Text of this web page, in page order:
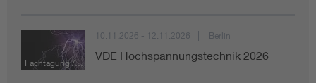
Fachtagung / Konferenz
10.11.2026 - 12.11.2026 Berlin
VDE Hochspannungstechnik 2026